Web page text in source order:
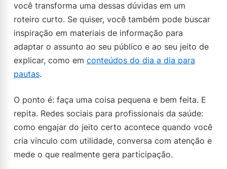
você transforma uma dessas dúvidas em um
roteiro curto. Se quiser, você também pode buscar
inspiração em materiais de informação para
adaptar o assunto ao seu público e ao seu jeito de
explicar, como em conteúdos do dia a dia para
pautas.
O ponto é: faça uma coisa pequena e bem feita. E
repita. Redes sociais para profissionais da saúde:
como engajar do jeito certo acontece quando você
cria vínculo com utilidade, conversa com atenção e
mede o que realmente gera participação.